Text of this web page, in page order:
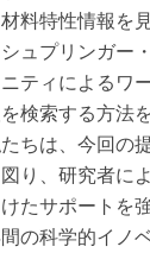
料特性情報を
ュプリンガー
ティによるワ
検索する方法
ちは、今回の
り、研究者に
たサポートを
の科学的イノ